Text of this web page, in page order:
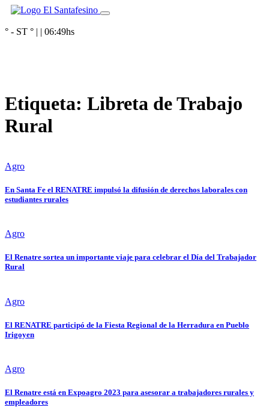
° - ST ° | | 06:49hs
Etiqueta: Libreta de Trabajo
Rural
Agro
En Santa Fe el RENATRE impulsó la difusión de derechos laborales con
estudiantes rurales
Agro
El Renatre sortea un importante viaje para celebrar el Día del Trabajador
Rural
Agro
El RENATRE participó de la Fiesta Regional de la Herradura en Pueblo
Irigoyen
Agro
El Renatre está en Expoagro 2023 para asesorar a trabajadores rurales y
empleadores